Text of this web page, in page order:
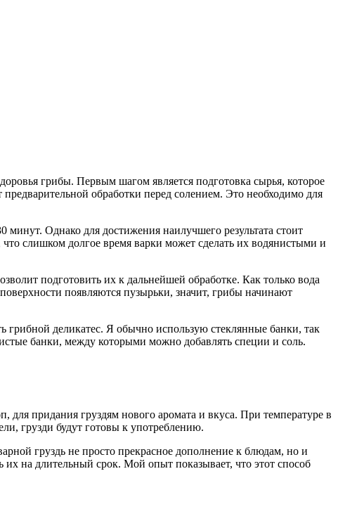
грибы. Первым шагом является подготовка сырья, которое
обработки перед солением. Это необходимо для
минут. Однако для достижения наилучшего результата стоит
слишком долгое время варки может сделать их водянистыми и
подготовить их к дальнейшей обработке. Как только вода
появляются пузырьки, значит, грибы начинают
грибной деликатес. Я обычно использую стеклянные банки, так
банки, между которыми можно добавлять специи и соль.
для придания груздям нового аромата и вкуса. При температуре в
грузди будут готовы к употреблению.
груздь не просто прекрасное дополнение к блюдам, но и
их на длительный срок. Мой опыт показывает, что этот способ